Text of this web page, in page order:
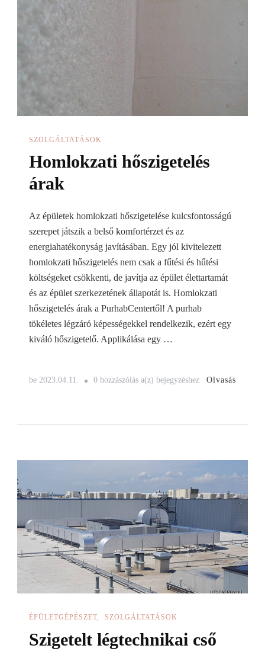
SZOLGÁLTATÁSOK
Homlokzati hőszigetelés
árak
Az épületek homlokzati hőszigetelése kulcsfontosságú
szerepet játszik a belső komfortérzet és az
energiahatékonyság javításában. Egy jól kivitelezett
homlokzati hőszigetelés nem csak a fűtési és hűtési
költségeket csökkenti, de javítja az épület élettartamát
és az épület szerkezetének állapotát is. Homlokzati
hőszigetelés árak a PurhabCentertől! A purhab
tökéletes légzáró képességekkel rendelkezik, ezért egy
kiváló hőszigetelő. Applikálása egy …
be 2023.04.11. 0 hozzászólás a(z) Homlokzati
bejegyzéshez Olvasás
ÉPÜLETGÉPÉSZET SZOLGÁLTATÁSOK
Szigetelt légtechnikai cső